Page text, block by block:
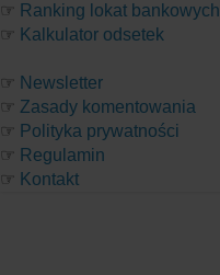
☞ Ranking lokat bankowych
☞ Kalkulator odsetek
☞ Newsletter
☞ Zasady komentowania
☞ Polityka prywatności
☞ Regulamin
☞ Kontakt